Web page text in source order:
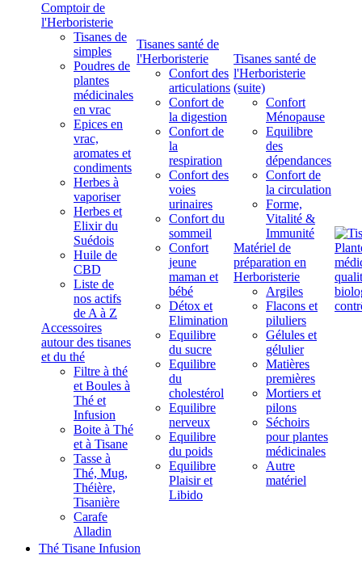
Comptoir de
l'Herboristerie
Tisanes de
simples
Poudres de
plantes
médicinales
en vrac
Epices en
vrac,
aromates et
condiments
Herbes à
vaporiser
Herbes et
Elixir du
Suédois
Huile de
CBD
Liste de
nos actifs
de A à Z
Accessoires
autour des tisanes
et du thé
Filtre à thé
et Boules à
Thé et
Infusion
Boite à Thé
et à Tisane
Tasse à
Thé, Mug,
Théière,
Tisanière
Carafe
Alladin
Tisanes santé de
l'Herboristerie
Confort des
articulations
Confort de
la digestion
Confort de
la
respiration
Confort des
voies
urinaires
Confort du
sommeil
Confort
jeune
maman et
bébé
Détox et
Elimination
Equilibre
du sucre
Equilibre
du
cholestérol
Equilibre
nerveux
Equilibre
du poids
Equilibre
Plaisir et
Libido
Tisanes santé de
l'Herboristerie
(suite)
Confort
Ménopause
Equilibre
des
dépendances
Confort de
la circulation
Forme,
Vitalité &
Immunité
Matériel de
préparation en
Herboristerie
Argiles
Flacons et
piluliers
Gélules et
gélulier
Matières
premières
Mortiers et
pilons
Séchoirs
pour plantes
médicinales
Autre
matériel
Thé Tisane Infusion